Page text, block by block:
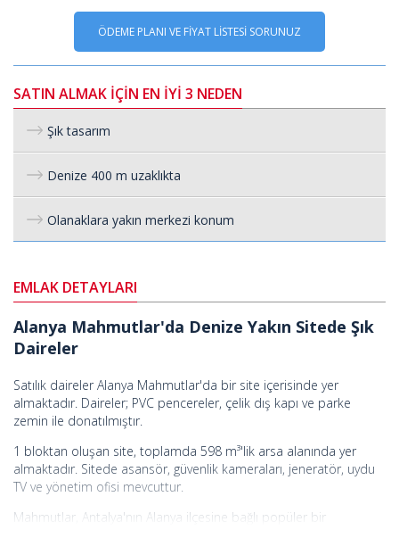
ÖDEME PLANI VE FİYAT LİSTESİ SORUNUZ
SATIN ALMAK İÇİN EN İYİ 3 NEDEN
Şık tasarım
Denize 400 m uzaklıkta
Olanaklara yakın merkezi konum
EMLAK DETAYLARI
Alanya Mahmutlar'da Denize Yakın Sitede Şık
Daireler
Satılık daireler Alanya Mahmutlar'da bir site içerisinde yer
almaktadır. Daireler; PVC pencereler, çelik dış kapı ve parke
zemin ile donatılmıştır.
1 bloktan oluşan site, toplamda 598 m³'lik arsa alanında yer
almaktadır. Sitede asansör, güvenlik kameraları, jeneratör, uydu
TV ve yönetim ofisi mevcuttur.
Mahmutlar, Antalya'nın Alanya ilçesine bağlı popüler bir